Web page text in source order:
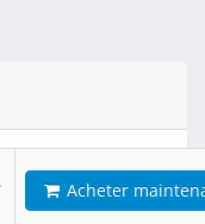
Acheter